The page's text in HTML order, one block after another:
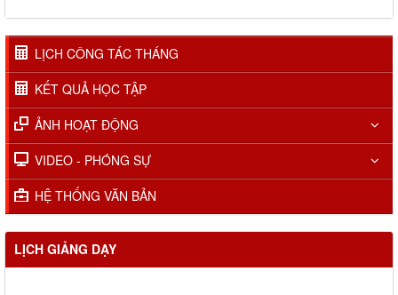
LỊCH CÔNG TÁC THÁNG
KẾT QUẢ HỌC TẬP
ẢNH HOẠT ĐỘNG
VIDEO - PHÓNG SỰ
HỆ THỐNG VĂN BẢN
LỊCH GIẢNG DẠY